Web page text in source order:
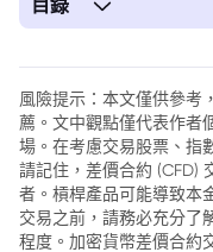
目錄
風險提示：本文僅供參考
薦。文中觀點僅代表作者
場。在考慮交易股票、指
請記住，差價合約 (CFD)
者。槓桿產品可能導致本
交易之前，請務必充分了
程度。加密貨幣差價合約